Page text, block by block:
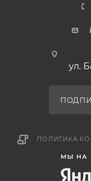
ул.
ПОЛИТИКА